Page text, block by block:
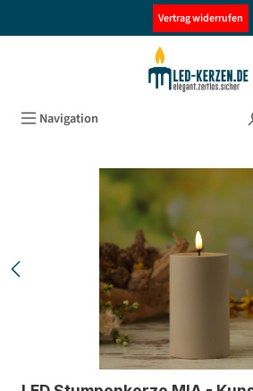
Vertrag widerrufen
Navigation
Bildergalerie überspringen